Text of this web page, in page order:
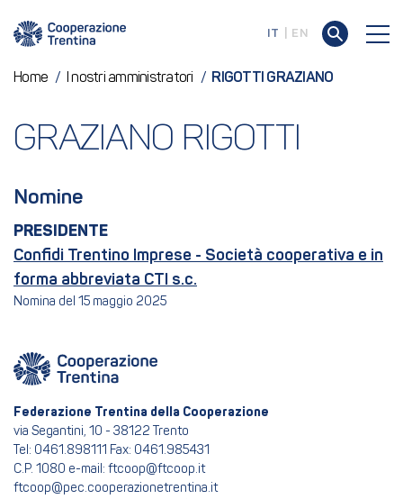
IT EN
Home / I nostri amministratori / RIGOTTI GRAZIANO
GRAZIANO RIGOTTI
Nomine
PRESIDENTE
Confidi Trentino Imprese - Società cooperativa e in
forma abbreviata CTI s.c.
Nomina del 15 maggio 2025
Federazione Trentina della Cooperazione
via Segantini, 10 - 38122 Trento
Tel: 0461.898111 Fax: 0461.985431
C.P. 1080 e-mail: ftcoop@ftcoop.it
ftcoop@pec.cooperazionetrentina.it